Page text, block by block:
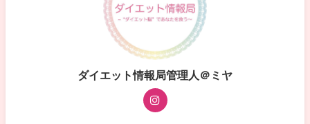
ダイエット情報局管理人＠ミヤ